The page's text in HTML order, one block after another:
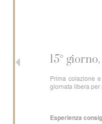
15°
Prima colazione
giornata libera per
Esperienza